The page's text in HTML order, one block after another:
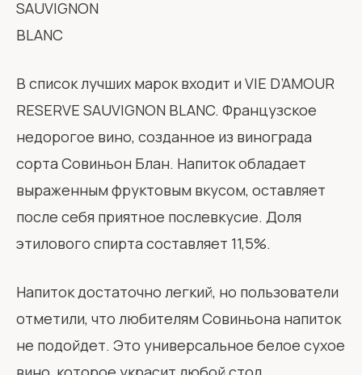
В список лучших марок входит и VIE D’AMOUR
RESERVE SAUVIGNON BLANC. Французское
недорогое вино, созданное из винограда
сорта Совиньон Блан. Напиток обладает
выраженным фруктовым вкусом, оставляет
после себя приятное послевкусие. Доля
этилового спирта составляет 11,5%.
Напиток достаточно легкий, но пользователи
отметили, что любителям Совиньона напиток
не подойдет. Это универсальное белое сухое